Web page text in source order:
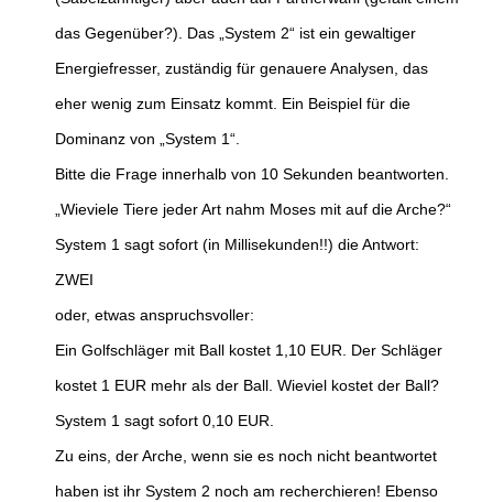
das Gegenüber?). Das „System 2“ ist ein gewaltiger
Energiefresser, zuständig für genauere Analysen, das
eher wenig zum Einsatz kommt. Ein Beispiel für die
Dominanz von „System 1“.
Bitte die Frage innerhalb von 10 Sekunden beantworten.
„Wieviele Tiere jeder Art nahm Moses mit auf die Arche?“
System 1 sagt sofort (in Millisekunden!!) die Antwort:
ZWEI
oder, etwas anspruchsvoller:
Ein Golfschläger mit Ball kostet 1,10 EUR. Der Schläger
kostet 1 EUR mehr als der Ball. Wieviel kostet der Ball?
System 1 sagt sofort 0,10 EUR.
Zu eins, der Arche, wenn sie es noch nicht beantwortet
haben ist ihr System 2 noch am recherchieren! Ebenso